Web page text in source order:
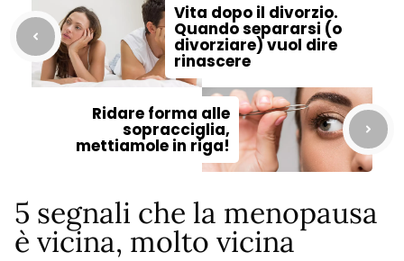
Vita dopo il divorzio.
Quando separarsi (o
divorziare) vuol dire
rinascere
Ridare forma alle
sopracciglia,
mettiamole in riga!
5 segnali che la menopausa
è vicina, molto vicina